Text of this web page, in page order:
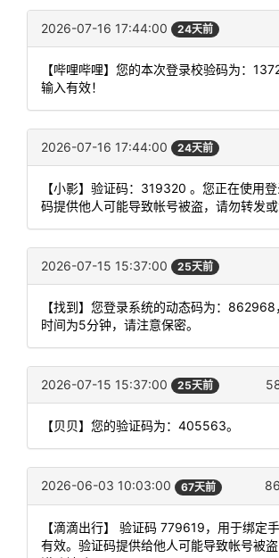
2026-07-16 17:44:00 24天前
【哔哩哔哩】您的本次登录校验码为：
输入有效！
2026-07-16 17:44:00 24天前
【小影】验证码：319320 。您正在使用
码提供他人可能导致帐号被盗，请勿转发或
2026-07-15 15:37:00 25天前
【找到】您登录系统的动态码为：
时间为5分钟，请注意保密。
2026-07-15 15:37:00 25天前
【贝贝】您的验证码为：405563。
2026-06-03 10:03:00 67天前
【滴滴出行】 验证码 779619，用于绑定
有效。验证码提供给他人可能导致帐号被盗